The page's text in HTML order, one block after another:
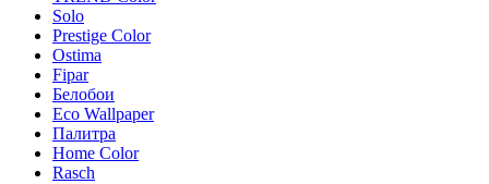
Solo
Prestige Color
Ostima
Fipar
Белобои
Eco Wallpaper
Палитра
Home Color
Rasch